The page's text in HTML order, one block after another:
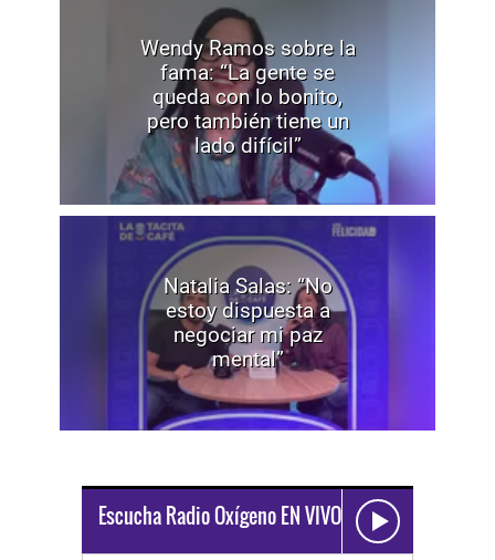
Wendy Ramos sobre la
fama: “La gente se
queda con lo bonito,
pero también tiene un
lado difícil”
Natalia Salas: “No
estoy dispuesta a
negociar mi paz
mental”
Escucha Radio Oxígeno EN VIVO